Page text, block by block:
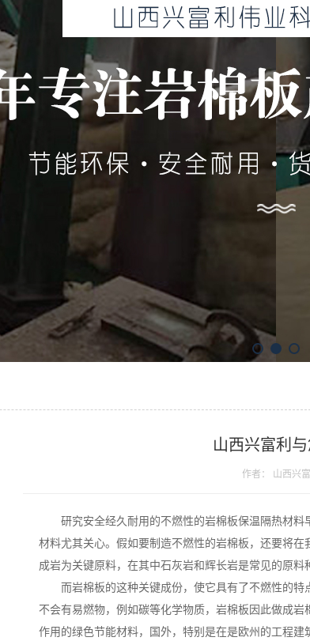
山西兴富利
作者： 山西兴
研究安全经久耐用的不燃性的岩棉板保温隔热材
材料尤其关心。假如要制造不燃性的岩棉板，还要将
成岩为关键原料，在其中石灰岩和辉长岩是常见的原料
而岩棉板的这种关键成份，使它具有了不燃性的
不会有易燃物，例如碳等化学物质，岩棉板因此做成
作用的绿色节能材料，国外，特别是在是欧州的工程